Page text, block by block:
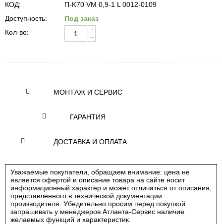
КОД:
П-K70 VM 0,9-1 L 0012-0109
Доступность:
Под заказ
Кол-во:
+
−
МОНТАЖ И СЕРВИС
ГАРАНТИЯ
ДОСТАВКА И ОПЛАТА
Уважаемые покупатели, обращаем внимание: цена не
является офертой и описание товара на сайте носит
информационный характер и может отличаться от описания,
представленного в технической документации
производителя. Убедительно просим перед покупкой
запрашивать у менеджеров Атланта-Сервис наличие
желаемых функций и характеристик.